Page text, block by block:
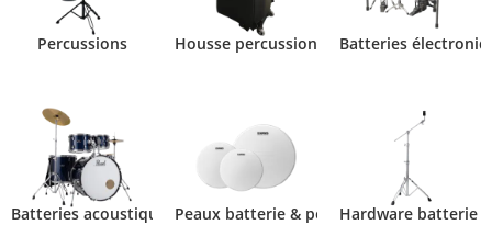
Percussions Housse percussion Batteries
Batteries acoustiques Peaux batterie & percussionHardware batterie -